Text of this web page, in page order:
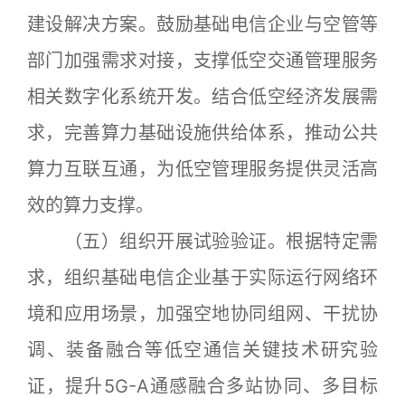
建设解决方案。鼓励基础电信企业与空管等
部门加强需求对接，支撑低空交通管理服务
相关数字化系统开发。结合低空经济发展需
求，完善算力基础设施供给体系，推动公共
算力互联互通，为低空管理服务提供灵活高
效的算力支撑。
（五）组织开展试验验证。根据特定需
求，组织基础电信企业基于实际运行网络环
境和应用场景，加强空地协同组网、干扰协
调、装备融合等低空通信关键技术研究验
证，提升5G-A通感融合多站协同、多目标